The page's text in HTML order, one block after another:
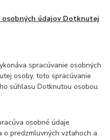
osobných údajov Dotknutej
spracúvanie osobných
osoby, toto spracúvanie
súhlasu Dotknutou osobou.
osobné údaje
predzmluvných vzťahoch a